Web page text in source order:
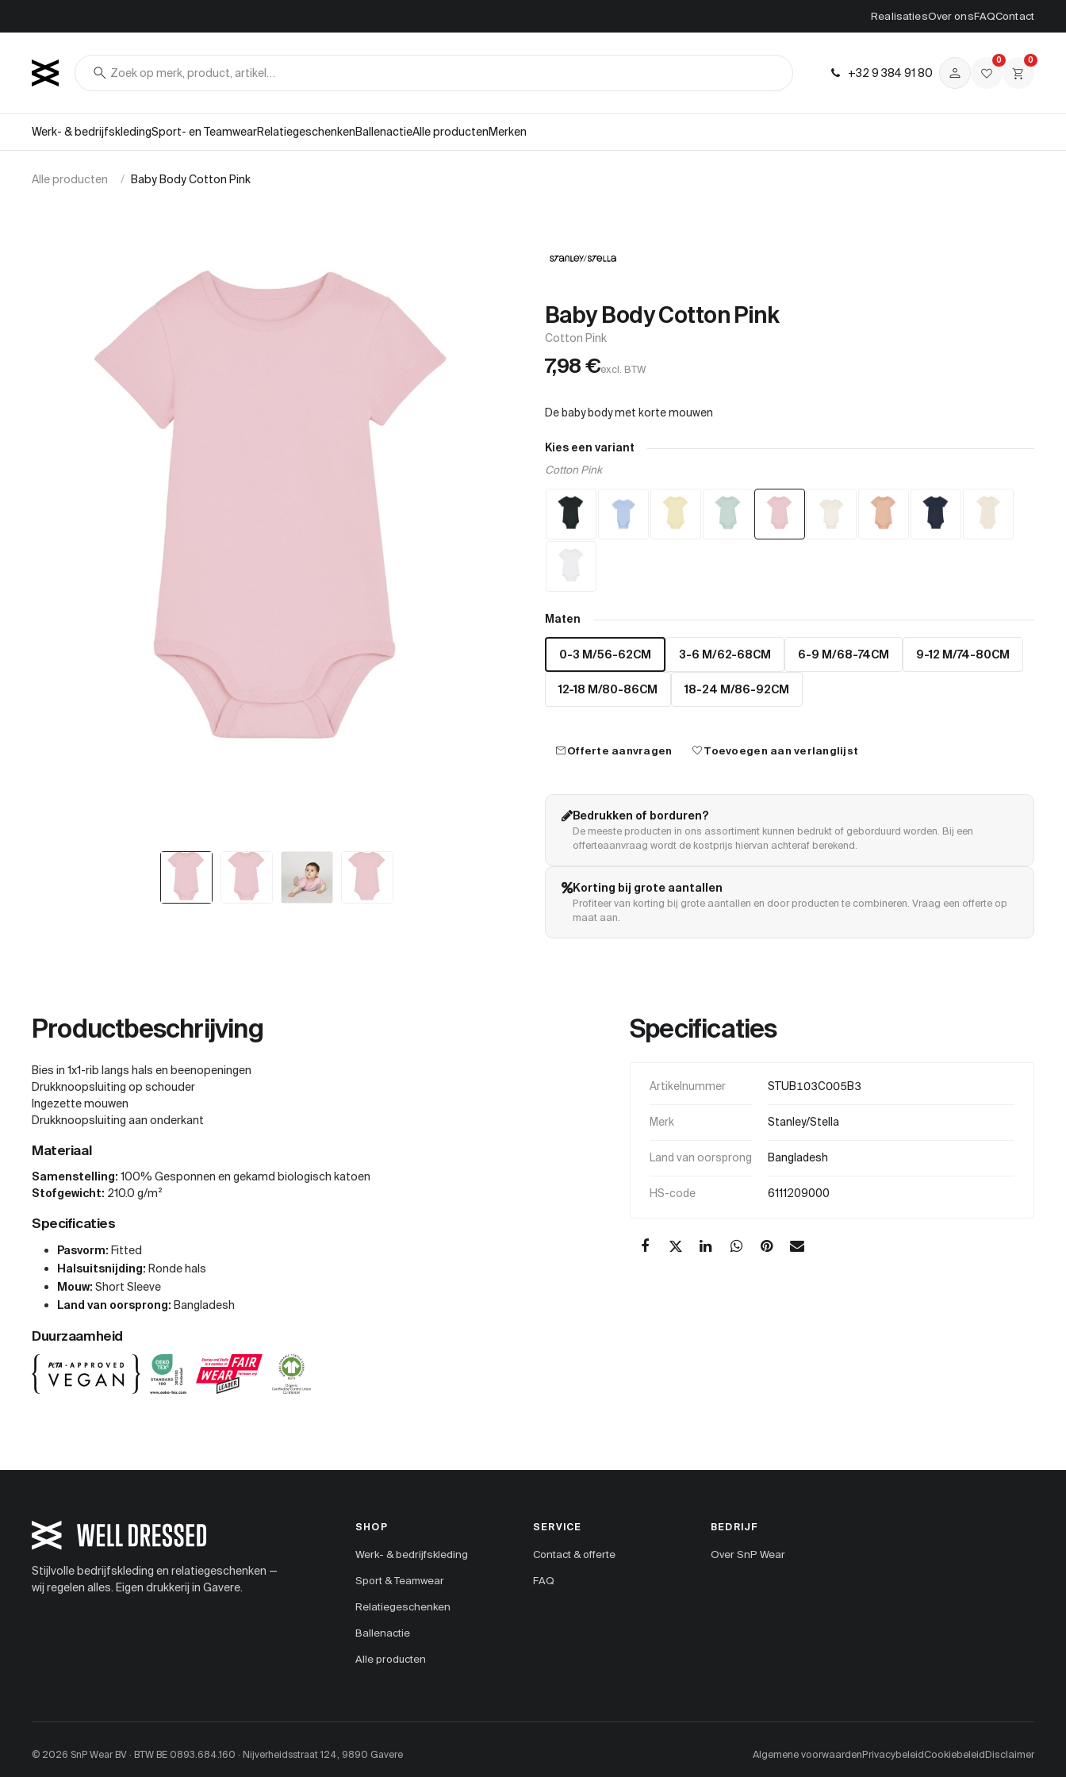
RealisatiesOver onsFAQContact
search
0
0
+32 9 384 91 80
Werk- & bedrijfskledingSport- en TeamwearRelatiegeschenkenBallenactieAlle productenMerken
Alle producten Baby Body Cotton Pink
Baby Body Cotton Pink
Cotton Pink
7,98€excl. BTW
Kies een variant
Cotton Pink
Maten
0-3 M/56-62CM 3-6 M/62-68CM 6-9 M/68-74CM 9-12 M/74-80CM
12-18 M/80-86CM 18-24 M/86-92CM
mailOfferte aanvragen favoriteToevoegen aan verlanglijst
Bedrukken of borduren?
De meeste producten in ons assortiment kunnen bedrukt of geborduurd worden. Bij een
offerteaanvraag wordt de kostprijs hiervan achteraf berekend.
Korting bij grote aantallen
Profiteer van korting bij grote aantallen en door producten te combineren. Vraag een offerte op
maat aan.
Productbeschrijving
Bies in 1x1-rib langs hals en beenopeningen
Drukknoopsluiting op schouder
Ingezette mouwen
Drukknoopsluiting aan onderkant
Materiaal
Samenstelling: 100% Gesponnen en gekamd biologisch katoen
Stofgewicht: 210.0 g/m²
Specificaties
Pasvorm: Fitted
Halsuitsnijding: Ronde hals
Mouw: Short Sleeve
Land van oorsprong: Bangladesh
Duurzaamheid
Specificaties
Artikelnummer STUB103C005B3
Merk Stanley/Stella
Land van oorsprong Bangladesh
HS-code 6111209000
Stijlvolle bedrijfskleding en relatiegeschenken —
wij regelen alles. Eigen drukkerij in Gavere.
SHOP
Werk- & bedrijfskleding
Sport & Teamwear
Relatiegeschenken
Ballenactie
Alle producten
SERVICE
Contact & offerte
FAQ
BEDRIJF
Over SnP Wear
© 2026 SnP Wear BV · BTW BE 0893.684.160 · Nijverheidsstraat 124, 9890 Gavere Algemene voorwaardenPrivacybeleidCookiebeleidDisclaimer